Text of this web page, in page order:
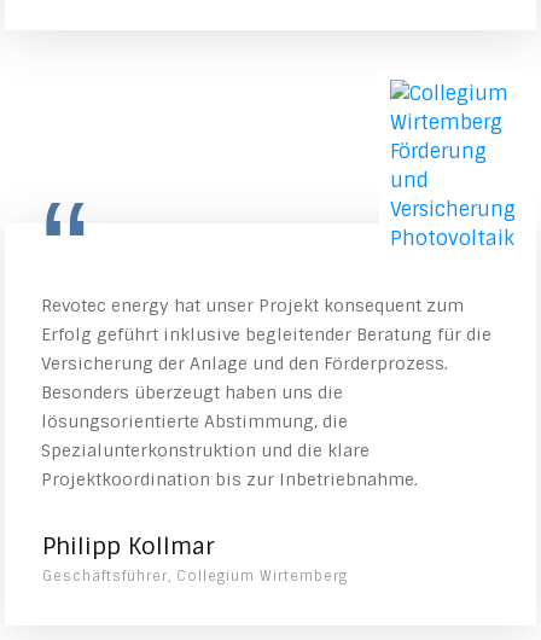
“
Revotec energy hat unser Projekt konsequent zum
Erfolg geführt inklusive begleitender Beratung für die
Versicherung der Anlage und den Förderprozess.
Besonders überzeugt haben uns die
lösungsorientierte Abstimmung, die
Spezialunterkonstruktion und die klare
Projektkoordination bis zur Inbetriebnahme.
Philipp Kollmar
Geschäftsführer, Collegium Wirtemberg